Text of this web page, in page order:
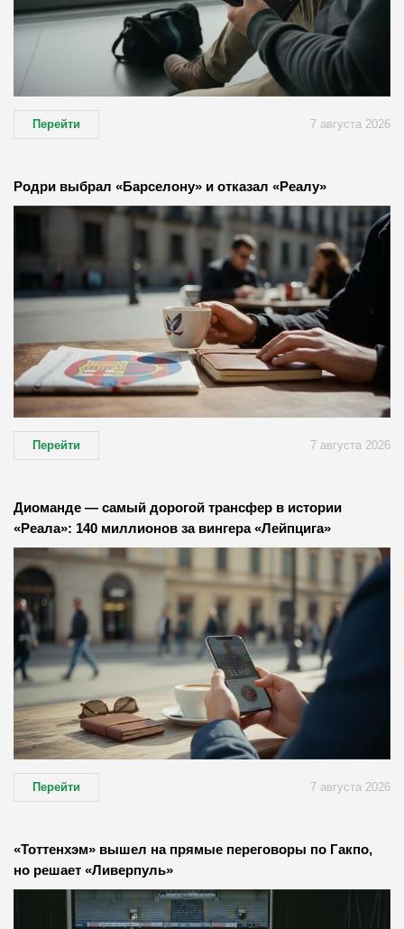
Перейти 7 августа 2026
Родри выбрал «Барселону» и отказал «Реалу»
Перейти 7 августа 2026
Диоманде — самый дорогой трансфер в истории
«Реала»: 140 миллионов за вингера «Лейпцига»
Перейти 7 августа 2026
«Тоттенхэм» вышел на прямые переговоры по Гакпо,
но решает «Ливерпуль»